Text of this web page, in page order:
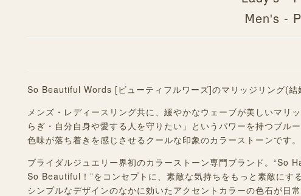
Ⅿen's -
So Beautiful Words [ビューティフルワーズ]のマリッジリング(結
メンズ・レディースリング共に、緩やかなウェーブが美しいマリ
らぎ・自分自身や愛する人を守りたい」というパワーを持つブル
色味が落ち着きを感じさせるクールな印象のカラーストーンです。
ブライダルジュエリー界初のカラーストーン専門ブランド。
So Beautiful！”をコンセプトに、素敵な気持ちをもっと素敵にす
シンプルなデザインのなかに効いたアクセントカラーの色石が日